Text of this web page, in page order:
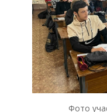
Фото